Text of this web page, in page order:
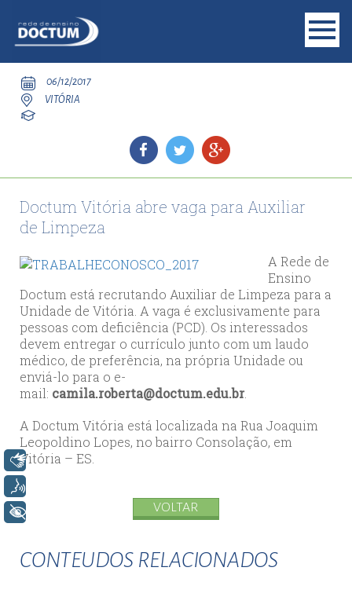
06/12/2017
VITÓRIA
Doctum Vitória abre vaga para Auxiliar
de Limpeza
A Rede de
Ensino
Doctum está recrutando Auxiliar de Limpeza para a
Unidade de Vitória. A vaga é exclusivamente para
pessoas com deficiência (PCD). Os interessados
devem entregar o currículo junto com um laudo
médico, de preferência, na própria Unidade ou
enviá-lo para o e-
mail: camila.roberta@doctum.edu.br.
A Doctum Vitória está localizada na Rua Joaquim
Leopoldino Lopes, no bairro Consolação, em
Vitória – ES.
VOLTAR
CONTEUDOS RELACIONADOS
Libras